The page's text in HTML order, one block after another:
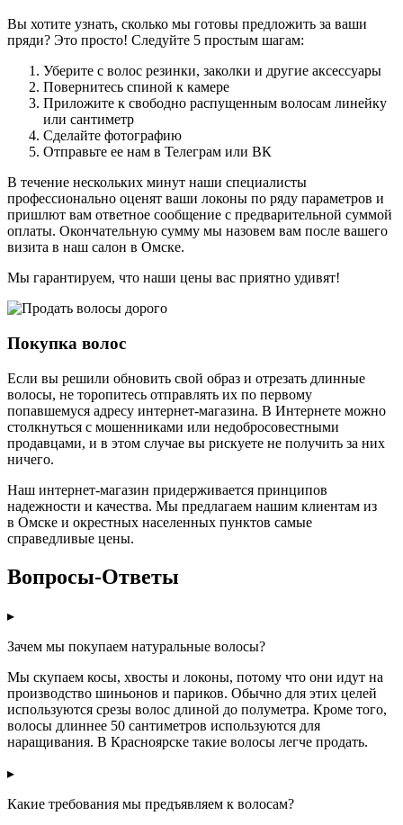
Вы хотите узнать, сколько мы готовы предложить за ваши
пряди? Это просто! Следуйте 5 простым шагам:
Уберите с волос резинки, заколки и другие аксессуары
Повернитесь спиной к камере
Приложите к свободно распущенным волосам линейку
или сантиметр
Сделайте фотографию
Отправьте ее нам в Телеграм или ВК
В течение нескольких минут наши специалисты
профессионально оценят ваши локоны по ряду параметров и
пришлют вам ответное сообщение с предварительной суммой
оплаты. Окончательную сумму мы назовем вам после вашего
визита в наш салон в Омске.
Мы гарантируем, что наши цены вас приятно удивят!
Покупка волос
Если вы решили обновить свой образ и отрезать длинные
волосы, не торопитесь отправлять их по первому
попавшемуся адресу интернет-магазина. В Интернете можно
столкнуться с мошенниками или недобросовестными
продавцами, и в этом случае вы рискуете не получить за них
ничего.
Наш интернет-магазин придерживается принципов
надежности и качества. Мы предлагаем нашим клиентам из
в Омске и окрестных населенных пунктов самые
справедливые цены.
Вопросы-Ответы
▸
Зачем мы покупаем натуральные волосы?
Мы скупаем косы, хвосты и локоны, потому что они идут на
производство шиньонов и париков. Обычно для этих целей
используются срезы волос длиной до полуметра. Кроме того,
волосы длиннее 50 сантиметров используются для
наращивания. В Красноярске такие волосы легче продать.
▸
Какие требования мы предъявляем к волосам?